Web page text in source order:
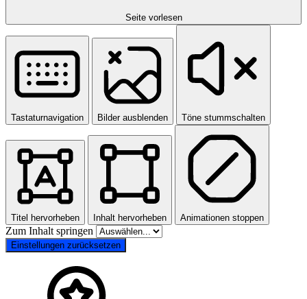
Seite vorlesen
Tastaturnavigation Bilder ausblenden Töne stummschalten
Titel hervorheben Inhalt hervorheben Animationen stoppen
Zum Inhalt springen
Einstellungen zurücksetzen